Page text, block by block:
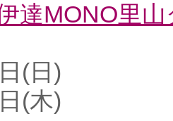
達MONO里
(日)
(木)